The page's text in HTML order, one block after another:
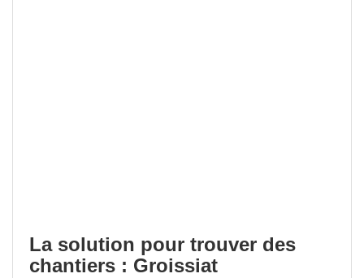
La solution pour trouver des
chantiers : Groissiat